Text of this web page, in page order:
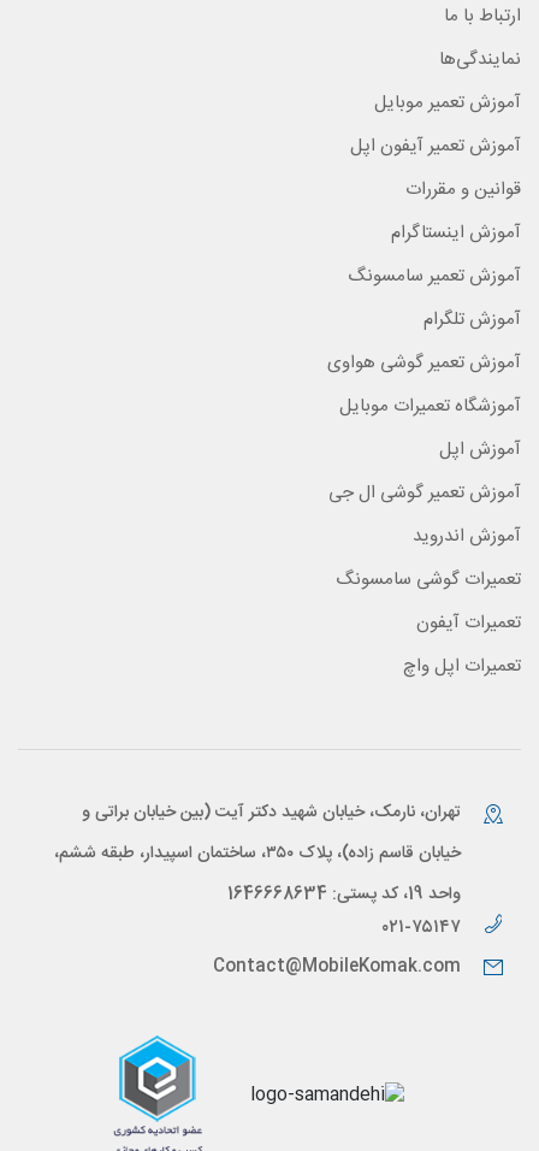
ارتباط با ما
نمایندگی‌ها
آموزش تعمیر موبایل
آموزش تعمیر آیفون اپل
قوانین و مقررات
آموزش اینستاگرام
آموزش تعمیر سامسونگ
آموزش تلگرام
آموزش تعمیر گوشی هواوی
آموزشگاه تعمیرات موبایل
آموزش اپل
آموزش تعمیر گوشی ال جی
آموزش اندروید
تعمیرات گوشی سامسونگ
تعمیرات آیفون
تعمیرات اپل واچ
تهران، نارمک، خیابان شهید دکتر آیت (بین خیابان براتی و
خیابان قاسم زاده)، پلاک ۳۵۰، ساختمان اسپیدار، طبقه ششم،
واحد 19، کد پستی: 1646668634
۰۲۱-۷۵۱۴۷
Contact@MobileKomak.com